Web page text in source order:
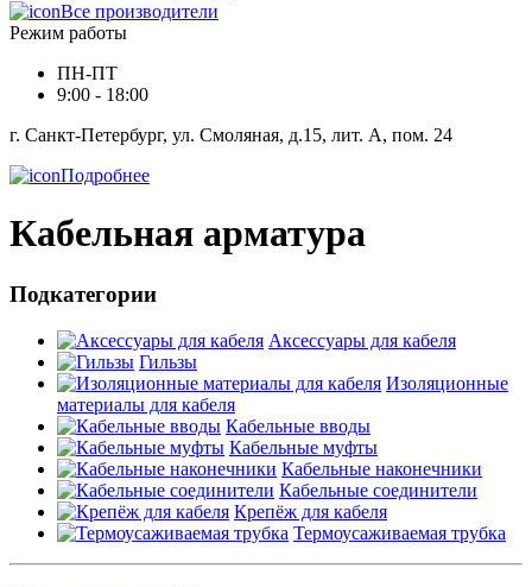
Все производители
Режим работы
ПН-ПТ
9:00 - 18:00
г. Санкт-Петербург, ул. Смоляная, д.15, лит. А, пом. 24
Подробнее
Кабельная арматура
Подкатегории
Аксессуары для кабеля
Гильзы
Изоляционные
материалы для кабеля
Кабельные вводы
Кабельные муфты
Кабельные наконечники
Кабельные соединители
Крепёж для кабеля
Термоусаживаемая трубка